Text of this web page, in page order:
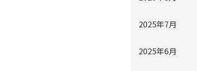
2025年7月
2025年6月